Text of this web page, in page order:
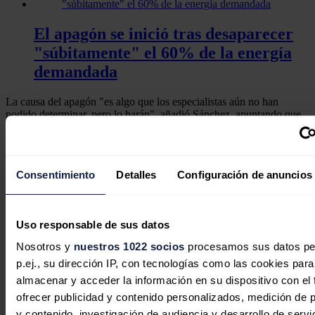
Consentimiento Detalles Configuración de anuncios
Uso responsable de sus datos
Nosotros y nuestros 1022 socios procesamos sus datos
p.ej., su dirección IP, con tecnologías como las cookies para
almacenar y acceder la información en su dispositivo con el
ofrecer publicidad y contenido personalizados, medición de
El apagón se inició tras desaparecer
"súbitamente" el 60% de la energía
demandada
La causa del apagón "es algo que los especialistas aún no han
podido determinar, pero lo harán", añadió Sánchez, apuntando que
Noticias relacionadas
La inversión energética en España
cambia de rumbo: las baterías y las
redes sustituyen al boom renovable